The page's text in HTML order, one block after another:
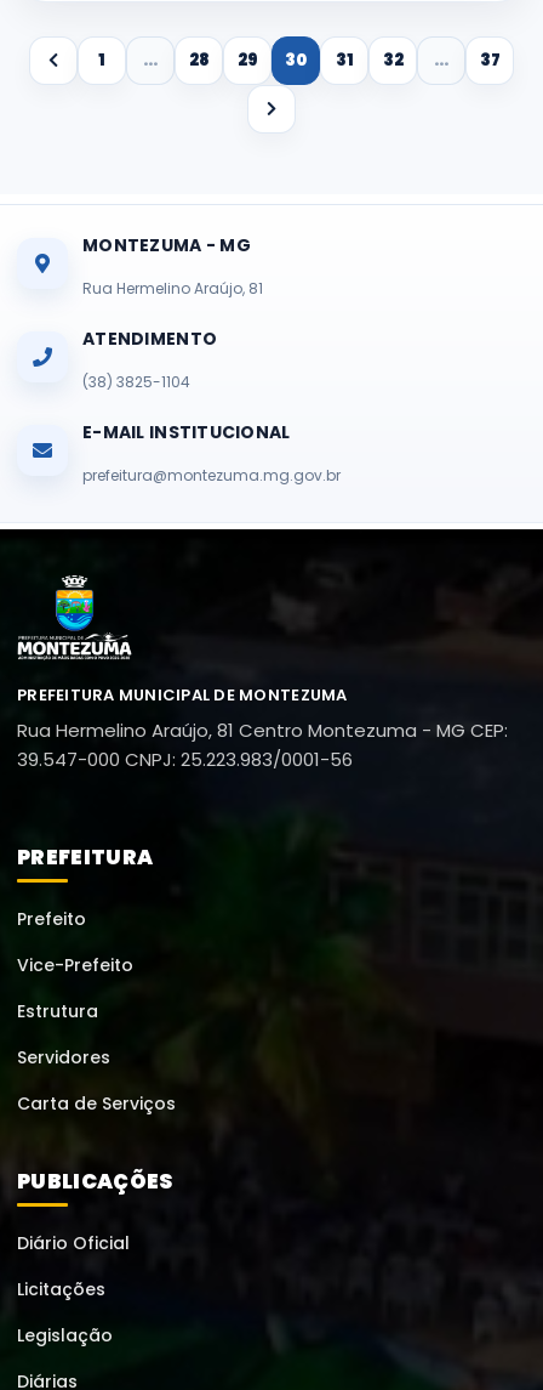
1 ... 28 29 30 31 32 ... 37
MONTEZUMA - MG
Rua Hermelino Araújo, 81
ATENDIMENTO
(38) 3825-1104
E-MAIL INSTITUCIONAL
prefeitura@montezuma.mg.gov.br
PREFEITURA MUNICIPAL DE MONTEZUMA
Rua Hermelino Araújo, 81 Centro Montezuma - MG CEP:
39.547-000 CNPJ: 25.223.983/0001-56
PREFEITURA
Prefeito
Vice-Prefeito
Estrutura
Servidores
Carta de Serviços
PUBLICAÇÕES
Diário Oficial
Licitações
Legislação
Diárias